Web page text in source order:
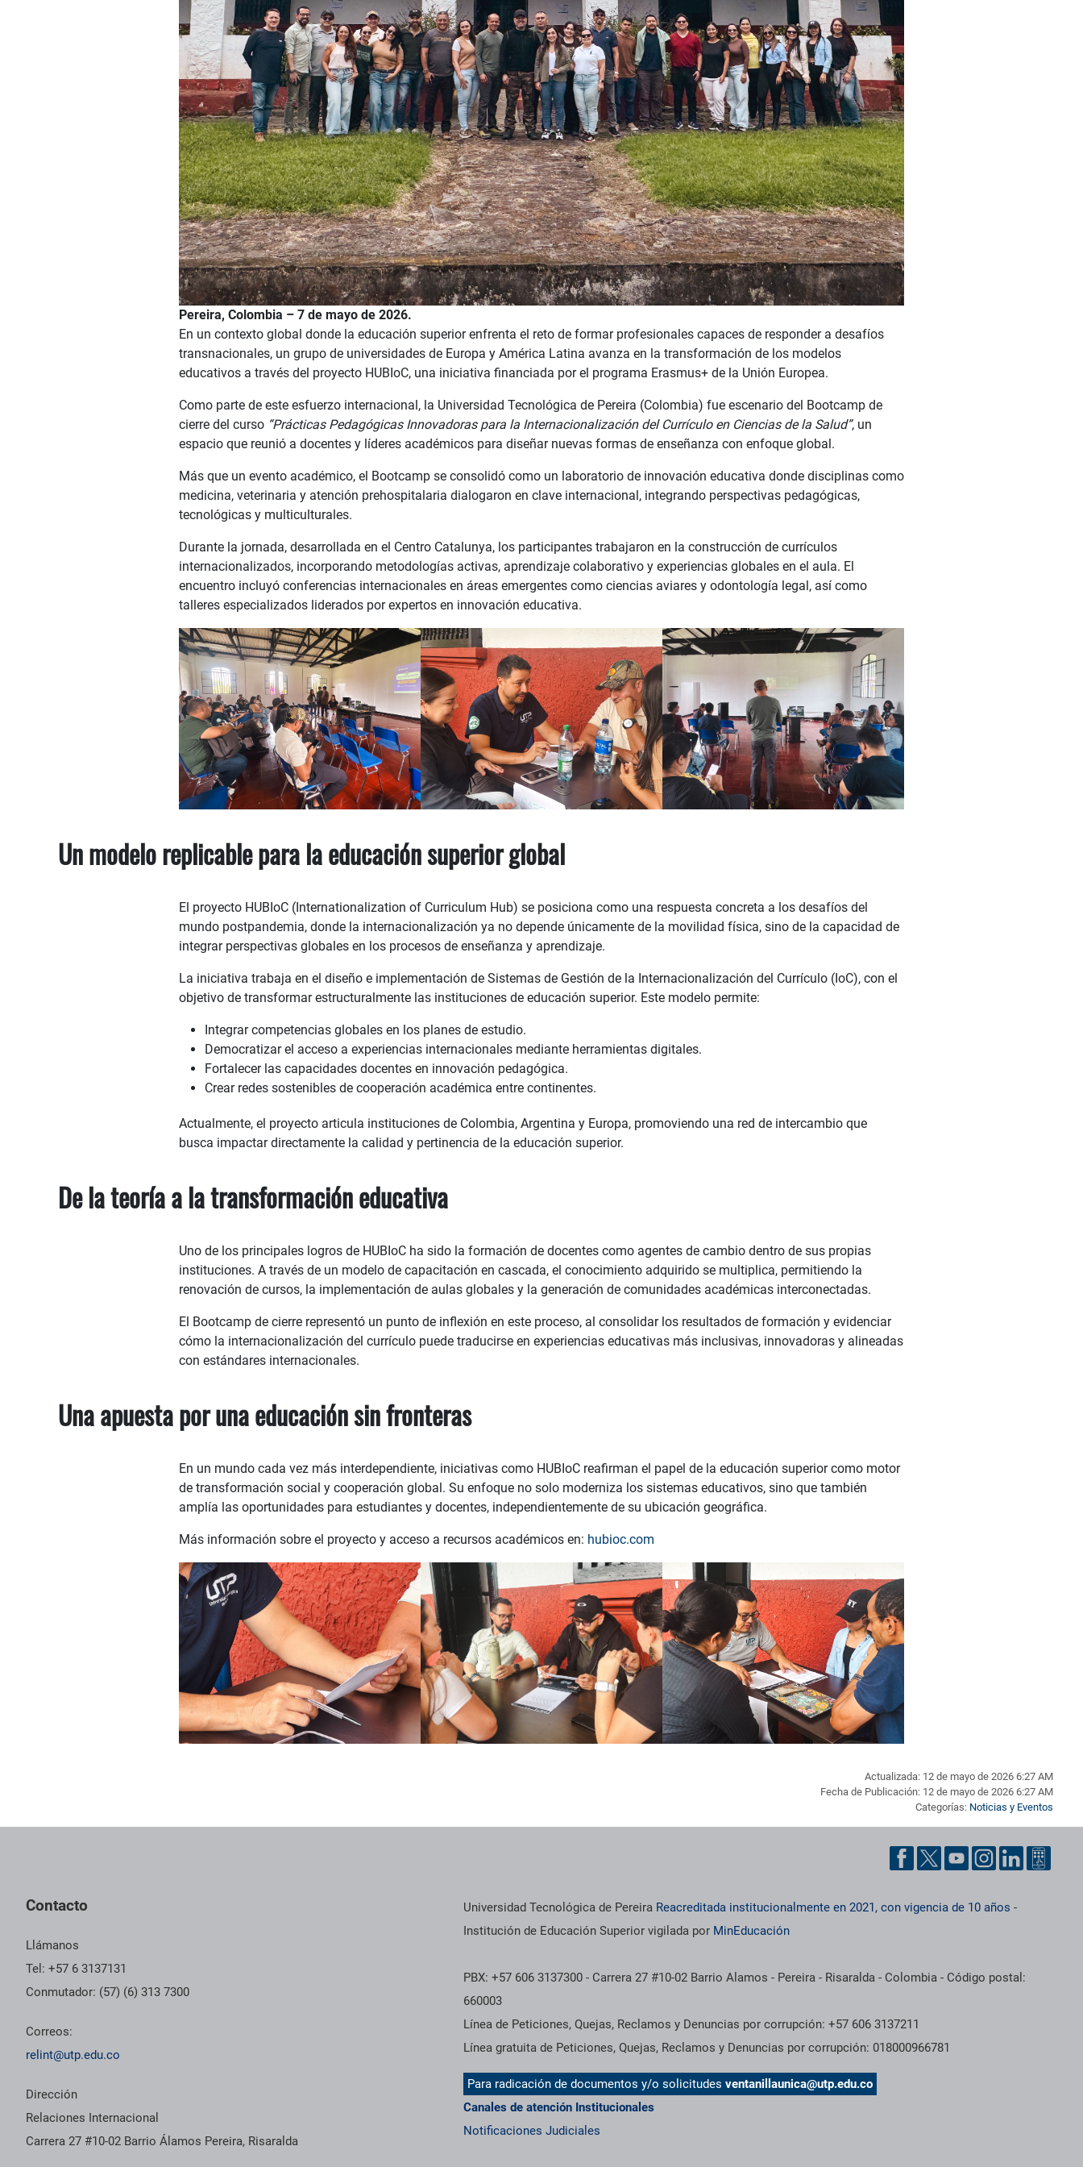
Pereira, Colombia – 7 de mayo de 2026.
En un contexto global donde la educación superior enfrenta el reto de formar profesionales capaces de responder a desafíos
transnacionales, un grupo de universidades de Europa y América Latina avanza en la transformación de los modelos
educativos a través del proyecto HUBIoC, una iniciativa financiada por el programa Erasmus+ de la Unión Europea.
Como parte de este esfuerzo internacional, la Universidad Tecnológica de Pereira (Colombia) fue escenario del Bootcamp de
cierre del curso “Prácticas Pedagógicas Innovadoras para la Internacionalización del Currículo en Ciencias de la Salud”, un
espacio que reunió a docentes y líderes académicos para diseñar nuevas formas de enseñanza con enfoque global.
Más que un evento académico, el Bootcamp se consolidó como un laboratorio de innovación educativa donde disciplinas como
medicina, veterinaria y atención prehospitalaria dialogaron en clave internacional, integrando perspectivas pedagógicas,
tecnológicas y multiculturales.
Durante la jornada, desarrollada en el Centro Catalunya, los participantes trabajaron en la construcción de currículos
internacionalizados, incorporando metodologías activas, aprendizaje colaborativo y experiencias globales en el aula. El
encuentro incluyó conferencias internacionales en áreas emergentes como ciencias aviares y odontología legal, así como
talleres especializados liderados por expertos en innovación educativa.
Un modelo replicable para la educación superior global
El proyecto HUBIoC (Internationalization of Curriculum Hub) se posiciona como una respuesta concreta a los desafíos del
mundo postpandemia, donde la internacionalización ya no depende únicamente de la movilidad física, sino de la capacidad de
integrar perspectivas globales en los procesos de enseñanza y aprendizaje.
La iniciativa trabaja en el diseño e implementación de Sistemas de Gestión de la Internacionalización del Currículo (IoC), con el
objetivo de transformar estructuralmente las instituciones de educación superior. Este modelo permite:
Integrar competencias globales en los planes de estudio.
Democratizar el acceso a experiencias internacionales mediante herramientas digitales.
Fortalecer las capacidades docentes en innovación pedagógica.
Crear redes sostenibles de cooperación académica entre continentes.
Actualmente, el proyecto articula instituciones de Colombia, Argentina y Europa, promoviendo una red de intercambio que
busca impactar directamente la calidad y pertinencia de la educación superior.
De la teoría a la transformación educativa
Uno de los principales logros de HUBIoC ha sido la formación de docentes como agentes de cambio dentro de sus propias
instituciones. A través de un modelo de capacitación en cascada, el conocimiento adquirido se multiplica, permitiendo la
renovación de cursos, la implementación de aulas globales y la generación de comunidades académicas interconectadas.
El Bootcamp de cierre representó un punto de inflexión en este proceso, al consolidar los resultados de formación y evidenciar
cómo la internacionalización del currículo puede traducirse en experiencias educativas más inclusivas, innovadoras y alineadas
con estándares internacionales.
Una apuesta por una educación sin fronteras
En un mundo cada vez más interdependiente, iniciativas como HUBIoC reafirman el papel de la educación superior como motor
de transformación social y cooperación global. Su enfoque no solo moderniza los sistemas educativos, sino que también
amplía las oportunidades para estudiantes y docentes, independientemente de su ubicación geográfica.
Más información sobre el proyecto y acceso a recursos académicos en: hubioc.com
Actualizada: 12 de mayo de 2026 6:27 AM
Fecha de Publicación: 12 de mayo de 2026 6:27 AM
Categorías: Noticias y Eventos
Contacto
Llámanos
Tel: +57 6 3137131
Conmutador: (57) (6) 313 7300
Correos:
relint@utp.edu.co
Dirección
Relaciones Internacional
Carrera 27 #10-02 Barrio Álamos Pereira, Risaralda
Información institucional
Universidad Tecnológica de Pereira Reacreditada institucionalmente en 2021, con vigencia de 10 años -
Institución de Educación Superior vigilada por MinEducación
PBX: +57 606 3137300 - Carrera 27 #10-02 Barrio Alamos - Pereira - Risaralda - Colombia - Código postal:
660003
Línea de Peticiones, Quejas, Reclamos y Denuncias por corrupción: +57 606 3137211
Línea gratuita de Peticiones, Quejas, Reclamos y Denuncias por corrupción: 018000966781
Para radicación de documentos y/o solicitudesventanillaunica@utp.edu.co
Canales de atención Institucionales
Notificaciones Judiciales